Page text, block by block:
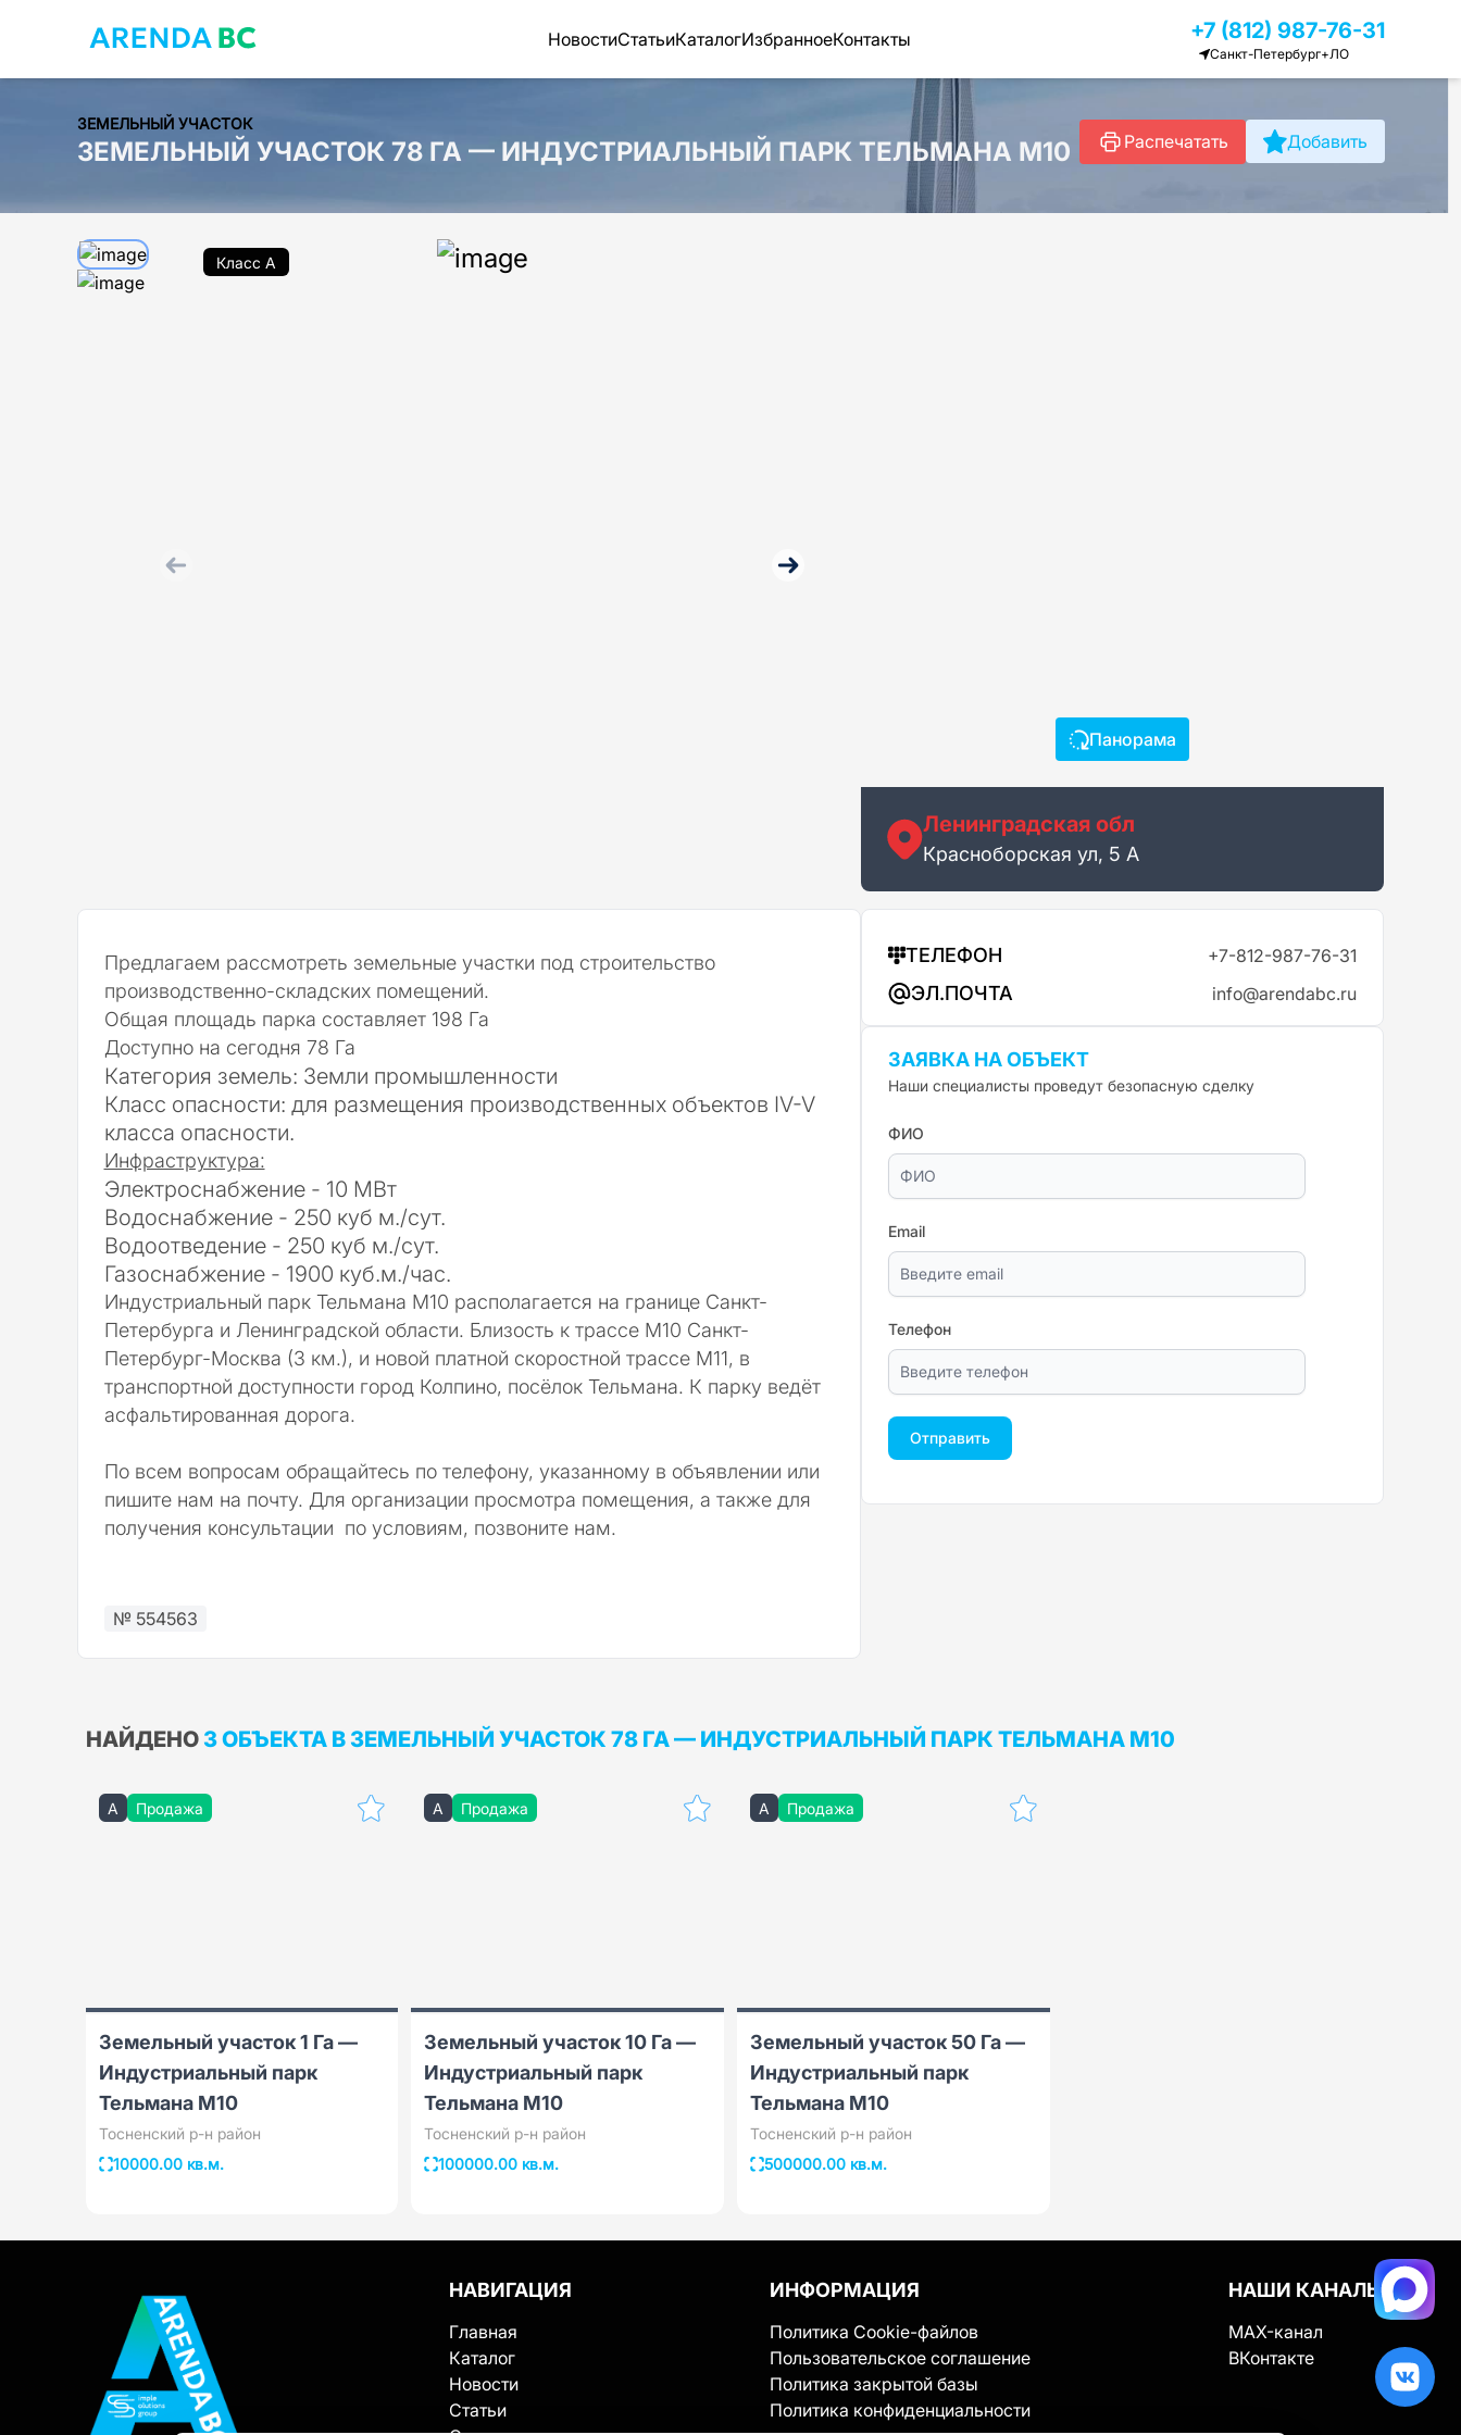
НовостиСтатьиКаталогИзбранноеКонтакты +7 (812) 987-76-31
Санкт-Петербург+ЛО
ЗЕМЕЛЬНЫЙ УЧАСТОК
ЗЕМЕЛЬНЫЙ УЧАСТОК 78 ГА — ИНДУСТРИАЛЬНЫЙ ПАРК ТЕЛЬМАНА М10 Распечатать Добавить
Класс A
Предлагаем рассмотреть земельные участки под строительство
производственно-складских помещений.
Общая площадь парка составляет 198 Га
Доступно на сегодня 78 Га
Категория земель: Земли промышленности
Класс опасности: для размещения производственных объектов IV-V
класса опасности.
Инфраструктура:
Электроснабжение - 10 МВт
Водоснабжение - 250 куб м./сут.
Водоотведение - 250 куб м./сут.
Газоснабжение - 1900 куб.м./час.
Индустриальный парк Тельмана М10 располагается на границе Санкт-
Петербурга и Ленинградской области. Близость к трассе М10 Санкт-
Петербург-Москва (3 км.), и новой платной скоростной трассе М11, в
транспортной доступности город Колпино, посёлок Тельмана. К парку ведёт
асфальтированная дорога.
​​​​​​​По всем вопросам обращайтесь по телефону, указанному в объявлении или
пишите нам на почту. Для организации просмотра помещения, а также для
получения консультации по условиям, позвоните нам.
№ 554563
Панорама
Ленинградская обл
Красноборская ул, 5 А
ТЕЛЕФОН +7-812-987-76-31
ЭЛ.ПОЧТА info@arendabc.ru
ЗАЯВКА НА ОБЪЕКТ
Наши специалисты проведут безопасную сделку
ФИО
Email
Телефон
Отправить
НАЙДЕНО 3 ОБЪЕКТА В ЗЕМЕЛЬНЫЙ УЧАСТОК 78 ГА — ИНДУСТРИАЛЬНЫЙ ПАРК ТЕЛЬМАНА М10
A Продажа
Земельный участок 1 Га —
Индустриальный парк
Тельмана М10
Тосненский р-н район
10000.00 кв.м.
A Продажа
Земельный участок 10 Га —
Индустриальный парк
Тельмана М10
Тосненский р-н район
100000.00 кв.м.
A Продажа
Земельный участок 50 Га —
Индустриальный парк
Тельмана М10
Тосненский р-н район
500000.00 кв.м.
НАВИГАЦИЯ
Главная
Каталог
Новости
Статьи
ИНФОРМАЦИЯ
Политика Cookie-файлов
Пользовательское соглашение
Политика закрытой базы
Политика конфиденциальности
НАШИ КАНАЛЫ
MAX-канал
ВКонтакте